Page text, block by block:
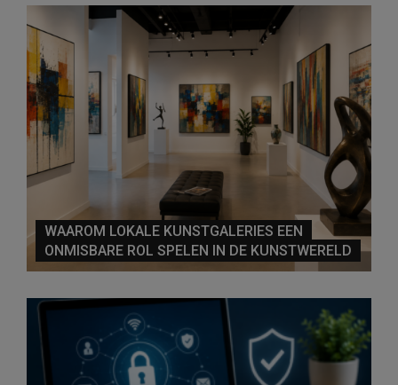
WAAROM LOKALE KUNSTGALERIES EEN
ONMISBARE ROL SPELEN IN DE KUNSTWERELD